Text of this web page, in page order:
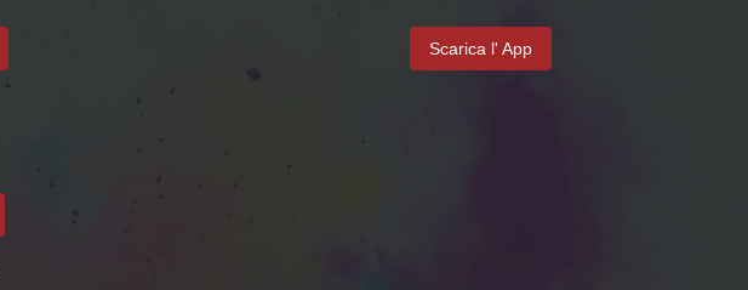
Scarica l' App